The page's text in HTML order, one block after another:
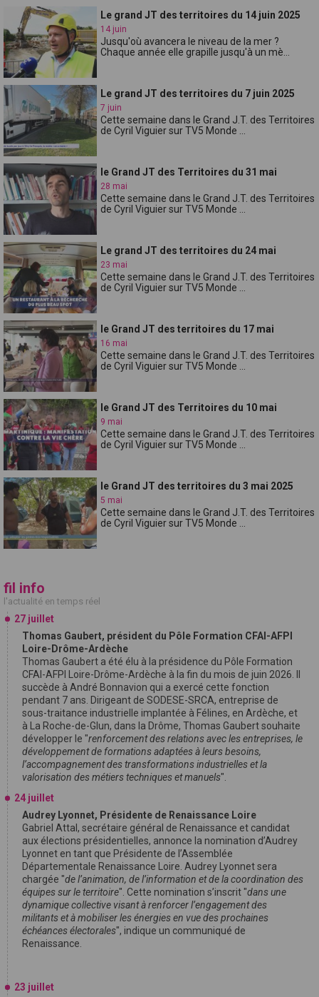
Le grand JT des territoires du 14 juin 2025
14 juin
Jusqu'où avancera le niveau de la mer ?
Chaque année elle grapille jusqu'à un mè...
Le grand JT des territoires du 7 juin 2025
7 juin
Cette semaine dans le Grand J.T. des Territoires
de Cyril Viguier sur TV5 Monde ...
le Grand JT des Territoires du 31 mai
28 mai
Cette semaine dans le Grand J.T. des Territoires
de Cyril Viguier sur TV5 Monde ...
Le grand JT des territoires du 24 mai
23 mai
Cette semaine dans le Grand J.T. des Territoires
de Cyril Viguier sur TV5 Monde ...
le Grand JT des territoires du 17 mai
16 mai
Cette semaine dans le Grand J.T. des Territoires
de Cyril Viguier sur TV5 Monde ...
le Grand JT des Territoires du 10 mai
9 mai
Cette semaine dans le Grand J.T. des Territoires
de Cyril Viguier sur TV5 Monde ...
le Grand JT des territoires du 3 mai 2025
5 mai
Cette semaine dans le Grand J.T. des Territoires
de Cyril Viguier sur TV5 Monde ...
fil info
l'actualité en temps réel
27 juillet
Thomas Gaubert, président du Pôle Formation CFAI-AFPI
Loire-Drôme-Ardèche
Thomas Gaubert a été élu à la présidence du Pôle Formation
CFAI-AFPI Loire-Drôme-Ardèche à la fin du mois de juin 2026. Il
succède à André Bonnavion qui a exercé cette fonction
pendant 7 ans. Dirigeant de SODESE-SRCA, entreprise de
sous-traitance industrielle implantée à Félines, en Ardèche, et
à La Roche-de-Glun, dans la Drôme, Thomas Gaubert souhaite
développer le "renforcement des relations avec les entreprises, le
développement de formations adaptées à leurs besoins,
l’accompagnement des transformations industrielles et la
valorisation des métiers techniques et manuels".
24 juillet
Audrey Lyonnet, Présidente de Renaissance Loire
Gabriel Attal, secrétaire général de Renaissance et candidat
aux élections présidentielles, annonce la nomination d’Audrey
Lyonnet en tant que Présidente de l’Assemblée
Départementale Renaissance Loire. Audrey Lyonnet sera
chargée "de l’animation, de l’information et de la coordination des
équipes sur le territoire". Cette nomination s’inscrit "dans une
dynamique collective visant à renforcer l’engagement des
militants et à mobiliser les énergies en vue des prochaines
échéances électorales", indique un communiqué de
Renaissance.
23 juillet